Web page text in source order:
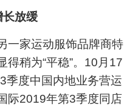
长放缓
家运动服饰品牌商特
得稍为“平稳”。10月17
季度中国内地业务营运
际2019年第3季度同店